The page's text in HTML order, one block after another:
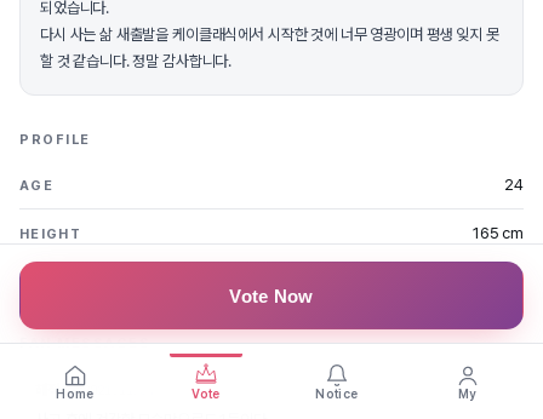
되었습니다.
다시 사는 삶 새출발을 케이클래식에서 시작한 것에 너무 영광이며 평생 잊지 못
할 것 같습니다. 정말 감사합니다.
PROFILE
AGE 24
HEIGHT 165 cm
REGION 대구
FAN MESSAGES
해적사장2021.11.04
Vote Now
Home Vote Notice My